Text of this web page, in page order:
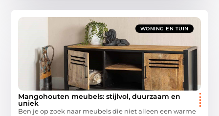
WONING EN TUIN
Mangohouten meubels: stijlvol, duurzaam en
uniek
Ben je op zoek naar meubels die niet alleen een warme